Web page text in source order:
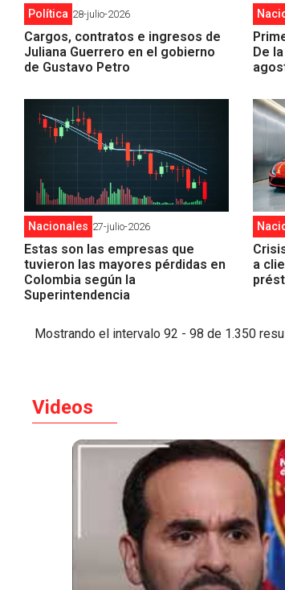
Política 28-julio-2026
Cargos, contratos e ingresos de
Juliana Guerrero en el gobierno
de Gustavo Petro
De
Nacionales 27-julio-2026
Estas son las empresas que
tuvieron las mayores pérdidas en
Colombia según la
Superintendencia
a
Mostrando el intervalo 92 - 98 de 1.350
Videos